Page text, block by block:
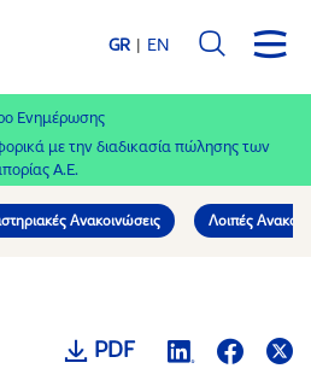
GR EN
Ενημέρωσης
με την διαδικασία πώλησης των
Α.Ε.
Ανακοινώσεις Λοιπές
PDF